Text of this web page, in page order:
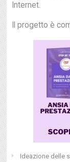
Internet.
Il progetto è
Ideazione delle